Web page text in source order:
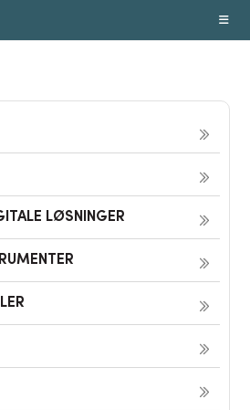
LØSNINGER